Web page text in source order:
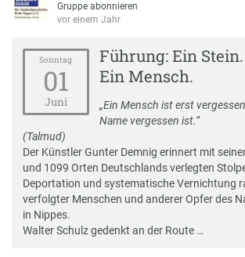
Gruppe abonnieren
vor einem Jahr
Sonntag
01
Juni
Führung: Ein
Ein Mensch.
„Ein Mensch ist erst
Name vergessen ist.“
(Talmud)
Der Künstler Gunter Demnig erinnert mit
und 1099 Orten Deutschlands verlegten
Deportation und systematische Vernichtung
verfolgter Menschen und anderer Opfer des
in Nippes.
Walter Schulz gedenkt an der Route …